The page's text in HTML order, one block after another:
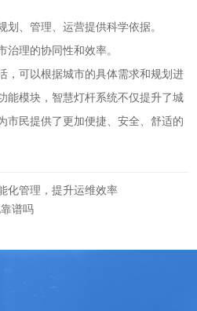
、管理、运营提供科学依据。
理的协同性和效率。
，可以根据城市的具体需求和规划进
能模块，智慧灯杆系统不仅提升了城
市民提供了更加便捷、安全、舒适的
化管理，提升运维效率
谱吗